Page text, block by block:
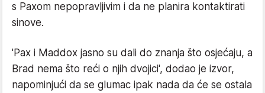
s Paxom nepopravljivim i da ne planira kontaktirati
sinove.
'Pax i Maddox jasno su dali do znanja što osjećaju, a
Brad nema što reći o njih dvojici', dodao je izvor,
napominjući da se glumac ipak nada da će se ostala